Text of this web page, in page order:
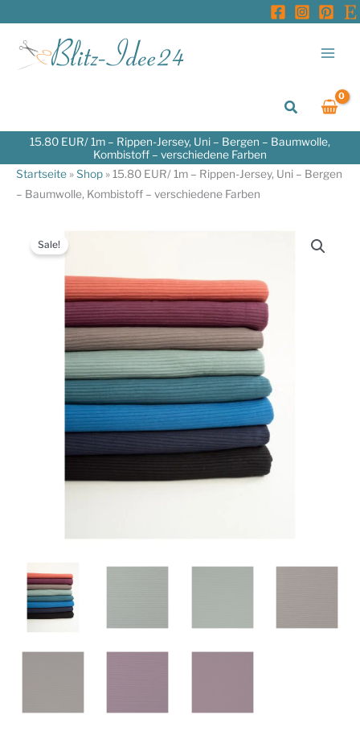
springen
Suchen
15.80 EUR/ 1m – Rippen-Jersey, Uni – Bergen – Baumwolle,
Kombistoff – verschiedene Farben
Startseite »Shop »15.80 EUR/ 1m – Rippen-Jersey, Uni – Bergen
– Baumwolle, Kombistoff – verschiedene Farben
Sale!